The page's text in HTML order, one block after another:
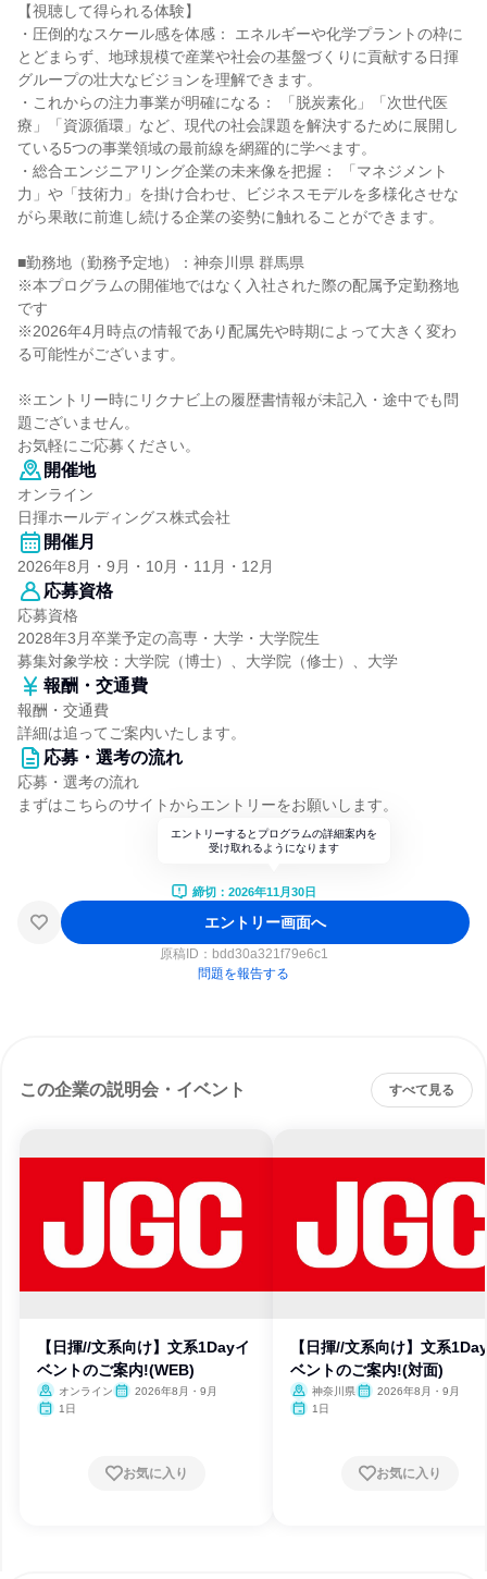
【視聴して得られる体験】
・圧倒的なスケール感を体感： エネルギーや化学プラントの枠に
とどまらず、地球規模で産業や社会の基盤づくりに貢献する日揮
グループの壮大なビジョンを理解できます。
・これからの注力事業が明確になる： 「脱炭素化」「次世代医
療」「資源循環」など、現代の社会課題を解決するために展開し
ている5つの事業領域の最前線を網羅的に学べます。
・総合エンジニアリング企業の未来像を把握： 「マネジメント
力」や「技術力」を掛け合わせ、ビジネスモデルを多様化させな
がら果敢に前進し続ける企業の姿勢に触れることができます。
■勤務地（勤務予定地）：神奈川県 群馬県
※本プログラムの開催地ではなく入社された際の配属予定勤務地
です
※2026年4月時点の情報であり配属先や時期によって大きく変わ
る可能性がございます。
※エントリー時にリクナビ上の履歴書情報が未記入・途中でも問
題ございません。
お気軽にご応募ください。
開催地
オンライン
日揮ホールディングス株式会社
開催月
2026年8月・9月・10月・11月・12月
応募資格
応募資格
2028年3月卒業予定の高専・大学・大学院生
募集対象学校：大学院（博士）、大学院（修士）、大学
報酬・交通費
報酬・交通費
詳細は追ってご案内いたします。
応募・選考の流れ
応募・選考の流れ
まずはこちらのサイトからエントリーをお願いします。
エントリーするとプログラムの詳細案内を
受け取れるようになります
締切：2026年11月30日
エントリー画面へ
原稿ID： bdd30a321f79e6c1
問題を報告する
この企業の説明会・イベント すべて見る
【日揮//文系向け】文系1Dayイ
ベントのご案内!(WEB)
オンライン
2026年8月・9月
1日
お気に入り
【日揮//文系向け】文系
ベントのご案内!(対面)
神奈川県
2026年8月・9月
1日
お気に入り